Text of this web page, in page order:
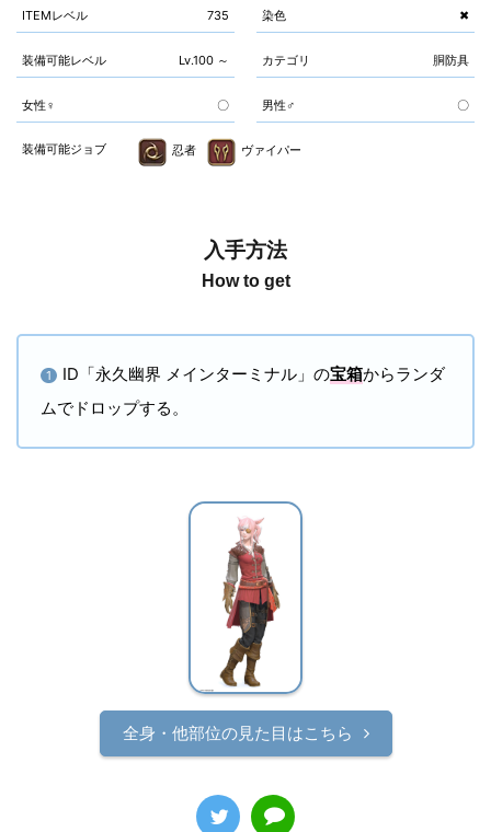
ITEMレベル 735 染色 ✖
装備可能レベル Lv.100 ～ カテゴリ 胴防具
女性♀ 〇 男性♂ 〇
装備可能ジョブ 忍者 ヴァイパー
入手方法
How to get
1 ID「永久幽界 メインターミナル」の宝箱からランダ
ムでドロップする。
全身・他部位の見た目はこちら